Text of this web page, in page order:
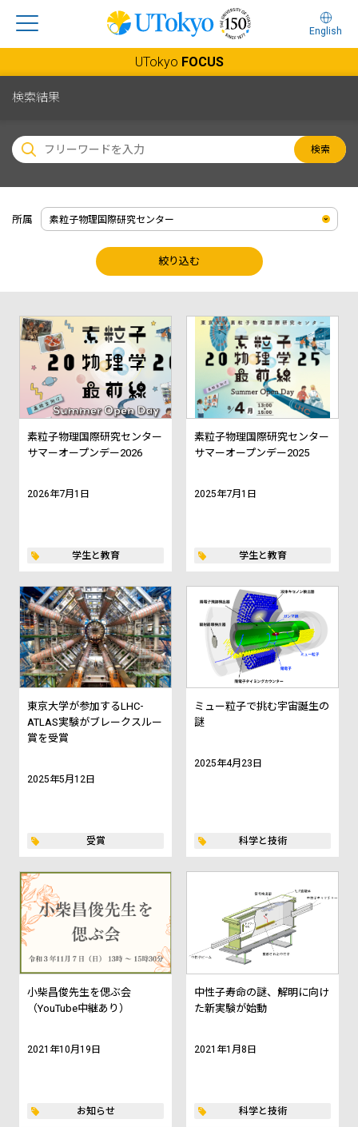
English
UTokyo FOCUS
検索結果
検索
所属
絞り込む
素粒子物理国際研究センター
サマーオープンデー2026
2026年7月1日
学生と教育
素粒子物理国際研究センター
サマーオープンデー2025
2025年7月1日
学生と教育
東京大学が参加するLHC-
ATLAS実験がブレークスルー
賞を受賞
2025年5月12日
受賞
ミュー粒子で挑む宇宙誕生の
謎
2025年4月23日
科学と技術
小柴昌俊先生を偲ぶ会
（YouTube中継あり）
2021年10月19日
お知らせ
中性子寿命の謎、解明に向け
た新実験が始動
2021年1月8日
科学と技術